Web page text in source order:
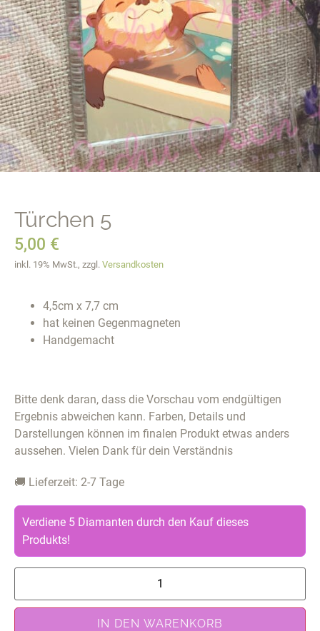
Türchen 5
5,00 €
inkl. 19% MwSt., zzgl. Versandkosten
4,5cm x 7,7 cm
hat keinen Gegenmagneten
Handgemacht
Bitte denk daran, dass die Vorschau vom endgültigen
Ergebnis abweichen kann. Farben, Details und
Darstellungen können im finalen Produkt etwas anders
aussehen. Vielen Dank für dein Verständnis
🚚 Lieferzeit: 2-7 Tage
Verdiene 5 Diamanten durch den Kauf dieses
Produkts!
IN DEN WARENKORB